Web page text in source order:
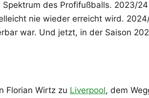
des Profifußballs. 2023/
nie wieder erreicht wird.
war. Und jetzt, in der Saison
Florian Wirtz zu Liverpool, dem